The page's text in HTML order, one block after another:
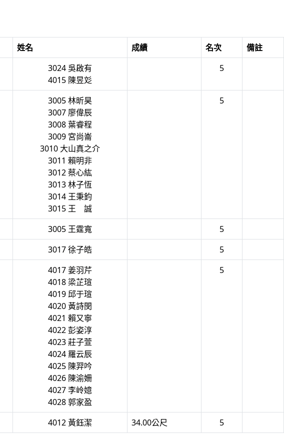
姓名 成績 名次
備註
3024 吳啟有
4015 陳昱彣
5
3005 林昕昊
3007 廖偉辰
3008 葉睿程
3009 宮尚崙
3010 大山真之介
3011 賴明非
3012 蔡心紘
3013 林子恆
3014 王秉鈞
3015 王 誠
5
3005 王霆寬
5
3017 徐子皓
5
4017 姜羽芹
4018 梁芷瑄
4019 邱于瑄
4020 黃詩閔
4021 賴又寧
4022 彭姿淳
4023 莊子萱
4024 羅云辰
4025 陳羿吟
4026 陳渝姍
4027 李岭嬑
4028 郭家盈
5
4012 黃鈺潔 34.00公尺 5